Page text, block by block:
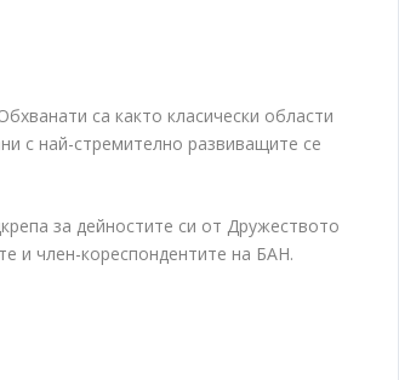
са както класически области
с най-стремително развиващите се
за дейностите си от Дружеството
и член-кореспондентите на БАН.